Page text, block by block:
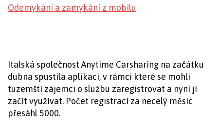
Odemykání a zamykání z mobilu
Italská společnost Anytime Carsharing na začátku
dubna spustila aplikaci, v rámci které se mohli
tuzemští zájemci o službu zaregistrovat a nyní jí
začít využívat. Počet registrací za necelý měsíc
přesáhl 5000.